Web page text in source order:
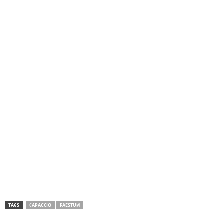
TAGS CAPACCIO PAESTUM